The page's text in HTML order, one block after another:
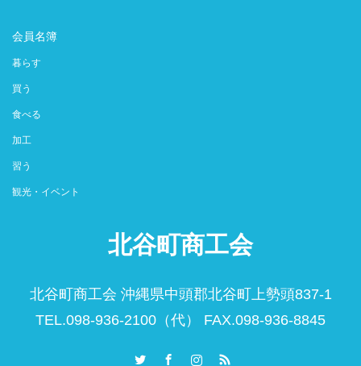
会員名簿
暮らす
買う
食べる
加工
習う
観光・イベント
北谷町商工会
北谷町商工会 沖縄県中頭郡北谷町上勢頭837-1
TEL.098-936-2100（代） FAX.098-936-8845
Instagram
RSS